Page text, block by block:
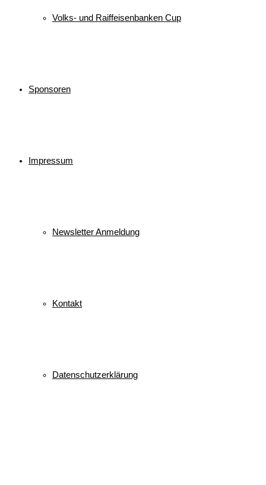
Volks- und Raiffeisenbanken Cup
Sponsoren
Impressum
Newsletter Anmeldung
Kontakt
Datenschutzerklärung